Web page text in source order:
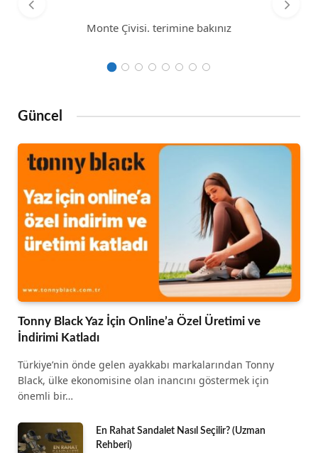
Monte Çivisi. terimine bakınız
Güncel
Tonny Black Yaz İçin Online’a Özel Üretimi ve
İndirimi Katladı
Türkiye’nin önde gelen ayakkabı markalarından Tonny
Black, ülke ekonomisine olan inancını göstermek için
önemli bir…
En Rahat Sandalet Nasıl Seçilir? (Uzman
Rehberi)